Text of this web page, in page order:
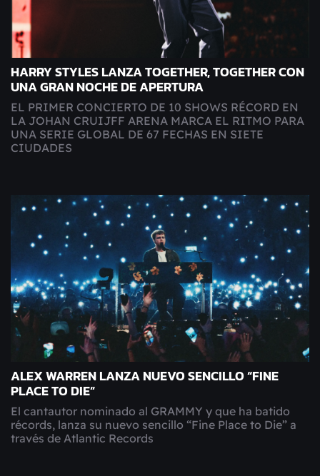
HARRY STYLES LANZA TOGETHER, TOGETHER CON
UNA GRAN NOCHE DE APERTURA
EL PRIMER CONCIERTO DE 10 SHOWS RÉCORD EN
LA JOHAN CRUIJFF ARENA MARCA EL RITMO PARA
UNA SERIE GLOBAL DE 67 FECHAS EN SIETE
CIUDADES
ALEX WARREN LANZA NUEVO SENCILLO “FINE
PLACE TO DIE”
El cantautor nominado al GRAMMY y que ha batido
récords, lanza su nuevo sencillo “Fine Place to Die” a
través de Atlantic Records